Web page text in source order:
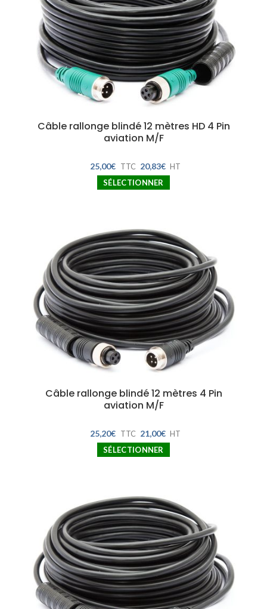
Câble rallonge blindé 12 mètres HD 4 Pin
aviation M/F
25,00€ TTC 20,83€ HT
SÉLECTIONNER
Câble rallonge blindé 12 mètres 4 Pin
aviation M/F
25,20€ TTC 21,00€ HT
SÉLECTIONNER